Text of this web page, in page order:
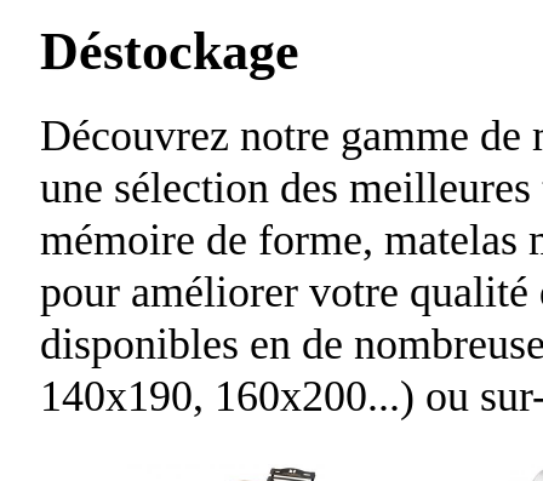
Déstockage
Découvrez notre gamme
une sélection des
mémoire de forme, matelas
pour améliorer votre qualité
disponibles en de
140x190, 160x200...) ou